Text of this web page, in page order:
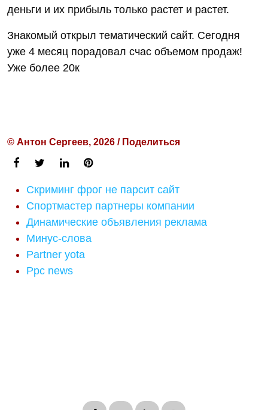
деньги и их прибыль только растет и растет.
Знакомый открыл тематический сайт. Сегодня
уже 4 месяц порадовал счас объемом продаж!
Уже более 20к
© Антон Сергеев, 2026 / Поделиться
Скриминг фрог не парсит сайт
Спортмастер партнеры компании
Динамические объявления реклама
Минус-слова
Partner yota
Ppc news